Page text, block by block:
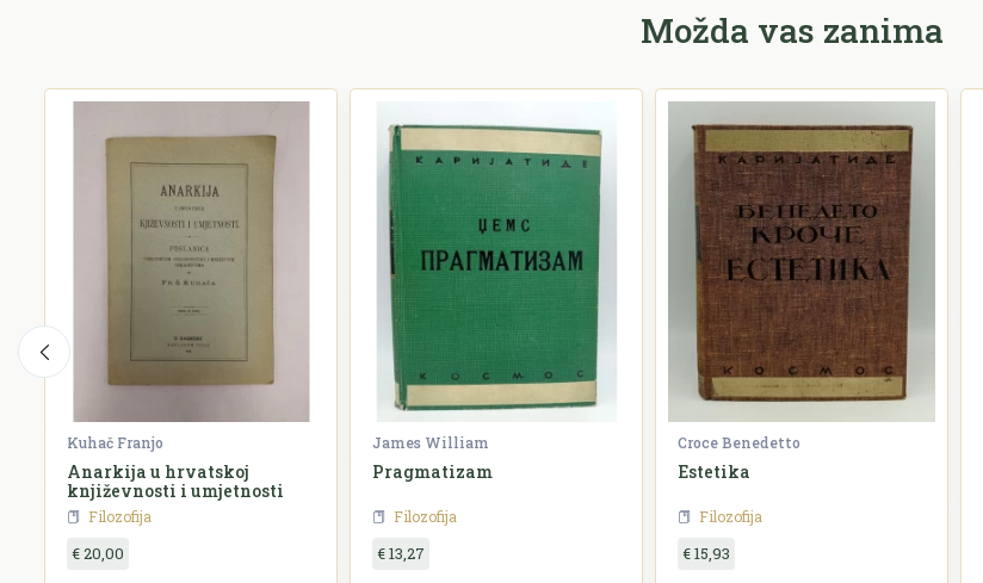
Možda vas zanima
Kuhač Franjo
Anarkija u hrvatskoj
književnosti i umjetnosti
Filozofija
€ 20,00
James William
Pragmatizam
Filozofija
€ 13,27
Croce Benedetto
Estetika
Filozofija
€ 15,93